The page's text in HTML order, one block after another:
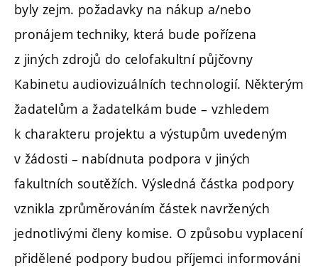
byly zejm. požadavky na nákup a/nebo
pronájem techniky, která bude pořízena
z jiných zdrojů do celofakultní půjčovny
Kabinetu audiovizuálních technologií. Některým
žadatelům a žadatelkám bude – vzhledem
k charakteru projektu a výstupům uvedeným
v žádosti – nabídnuta podpora v jiných
fakultních soutěžích. Výsledná částka podpory
vznikla zprůměrováním částek navržených
jednotlivými členy komise. O způsobu vyplacení
přidělené podpory budou příjemci informováni